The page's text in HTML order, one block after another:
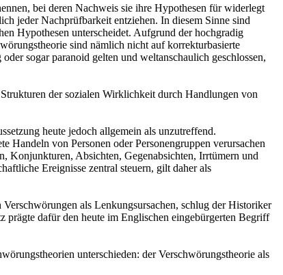
bei deren Nachweis sie ihre Hypothesen für widerlegt
jeder Nachprüfbarkeit entziehen. In diesem Sinne sind
Hypothesen unterscheidet. Aufgrund der hochgradig
sind nämlich nicht auf korrekturbasierte
sogar paranoid gelten und weltanschaulich geschlossen,
der sozialen Wirklichkeit durch Handlungen von
heute jedoch allgemein als unzutreffend.
Handeln von Personen oder Personengruppen verursachen
Konjunkturen, Absichten, Gegenabsichten, Irrtümern und
Ereignisse zentral steuern, gilt daher als
als Lenkungsursachen, schlug der Historiker
prägte dafür den heute im Englischen eingebürgerten Begriff
unterschieden: der Verschwörungstheorie als